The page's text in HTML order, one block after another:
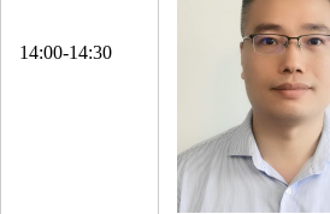
14:00-14:30
喜亚包装科技（青岛）有限公
青岛中盛拓普纺织有限公
浙江横店进出口有限公司
苏州力保龙新材料有限公司
山东金信空调集团股份有限
江苏威名石化有限公司